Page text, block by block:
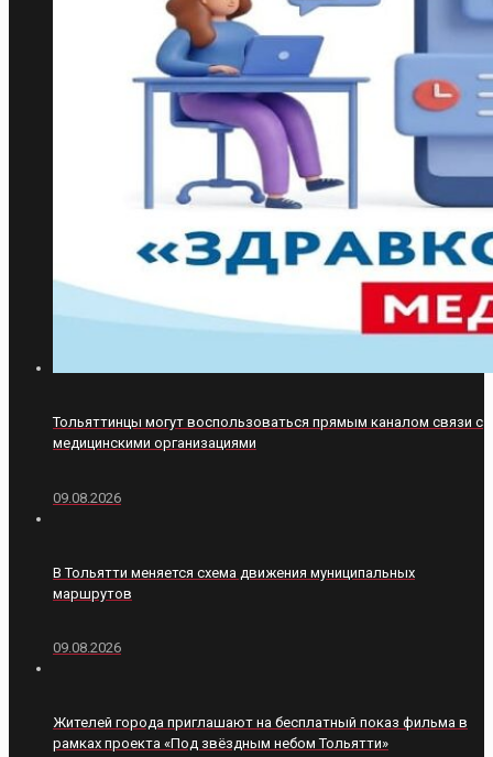
Тольяттинцы могут воспользоваться прямым каналом связи с
медицинскими организациями
09.08.2026
В Тольятти меняется схема движения муниципальных
маршрутов
09.08.2026
Жителей города приглашают на бесплатный показ фильма в
рамках проекта «Под звёздным небом Тольятти»